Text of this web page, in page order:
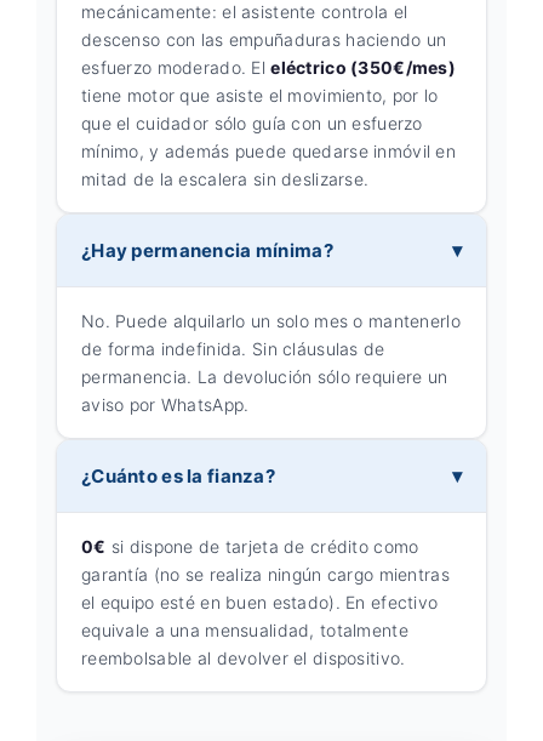
mecánicamente: el asistente controla el
descenso con las empuñaduras haciendo un
esfuerzo moderado. Eleléctrico (350€/mes)
tiene motor que asiste el movimiento, por lo
que el cuidador sólo guía con un esfuerzo
mínimo, y además puede quedarse inmóvil en
mitad de la escalera sin deslizarse.
¿Hay permanencia mínima?
No. Puede alquilarlo un solo mes o mantenerlo
de forma indefinida. Sin cláusulas de
permanencia. La devolución sólo requiere un
aviso por WhatsApp.
¿Cuánto es la fianza?
0€ si dispone de tarjeta de crédito como
garantía (no se realiza ningún cargo mientras
el equipo esté en buen estado). En efectivo
equivale a una mensualidad, totalmente
reembolsable al devolver el dispositivo.